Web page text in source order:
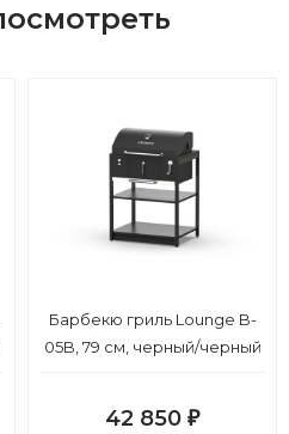
Барбекю гриль Lounge B-
05B, 79 см, черный/черный
42 850 ₽